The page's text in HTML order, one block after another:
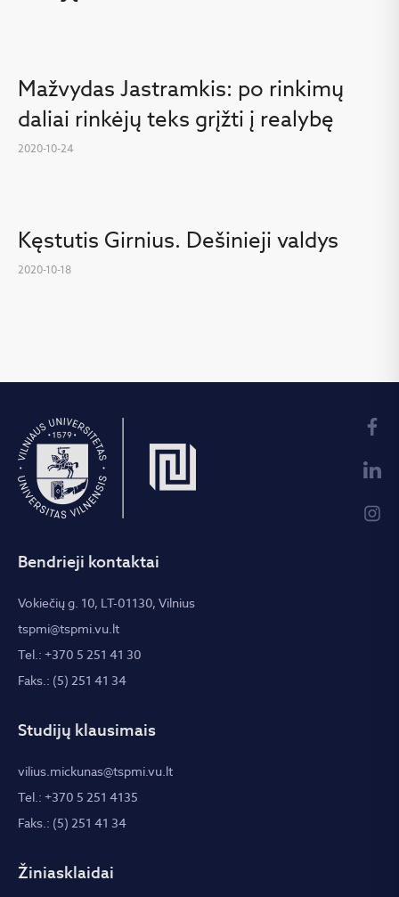
Mažvydas Jastramkis: po rinkimų
daliai rinkėjų teks grįžti į realybę
2020-10-24
Kęstutis Girnius. Dešinieji valdys
2020-10-18
Bendrieji kontaktai
Vokiečių g. 10, LT-01130, Vilnius
tspmi@tspmi.vu.lt
Tel.: +370 5 251 41 30
Faks.: (5) 251 41 34
Studijų klausimais
vilius.mickunas@tspmi.vu.lt
Tel.: +370 5 251 4135
Faks.: (5) 251 41 34
Žiniasklaidai